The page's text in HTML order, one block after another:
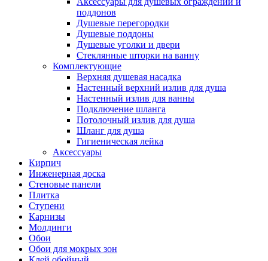
поддонов
Душевые перегородки
Душевые поддоны
Душевые уголки и двери
Стеклянные шторки на ванну
Комплектующие
Верхняя душевая насадка
Настенный верхний излив для душа
Настенный излив для ванны
Подключение шланга
Потолочный излив для душа
Шланг для душа
Гигиеническая лейка
Аксессуары
Кирпич
Инженерная доска
Стеновые панели
Плитка
Ступени
Карнизы
Молдинги
Обои
Обои для мокрых зон